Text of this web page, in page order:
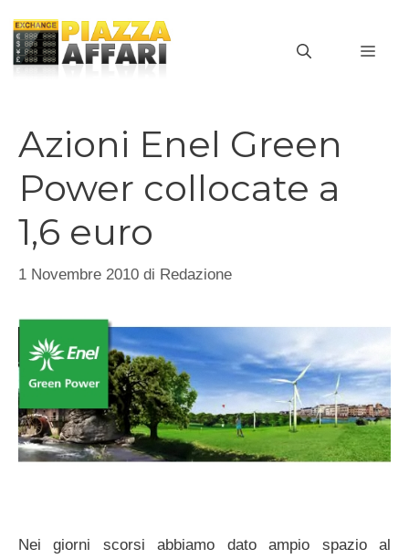
contenuto
Azioni Enel Green
Power collocate a
1,6 euro
1 Novembre 2010 di Redazione
Nei giorni scorsi abbiamo dato ampio spazio al